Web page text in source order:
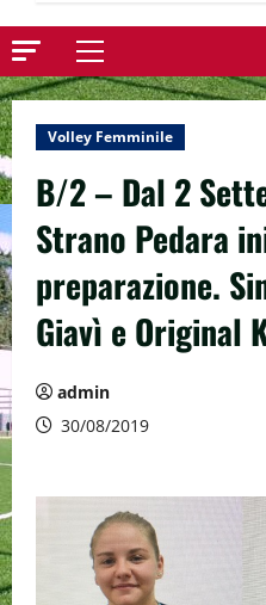
Menu
principale
Volley Femminile
B/2 – Dal 2
Strano Pedara
preparazione.
Giavì e Original
admin
30/08/2019